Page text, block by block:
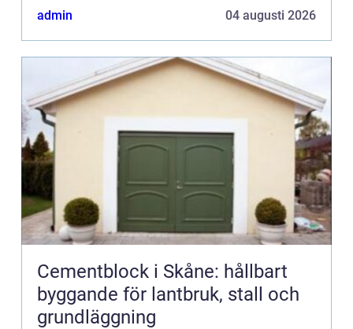
serviceföretag som ordnar upp problemet. Det kan
admin 04 augusti 2026
Cementblock i Skåne: hållbart
byggande för lantbruk, stall och
grundläggning